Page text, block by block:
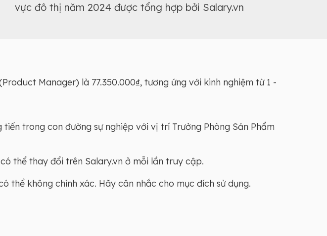
vực đô thị năm 2024 được tổng hợp bởi Salary.vn
Manager) là 77.350.000₫, tương ứng với kinh nghiệm từ 1 -
trong con đường sự nghiệp với vị trí Trưởng Phòng Sản Phẩm
thể thay đổi trên Salary.vn ở mỗi lần truy cập.
thể không chính xác. Hãy cân nhắc cho mục đích sử dụng.